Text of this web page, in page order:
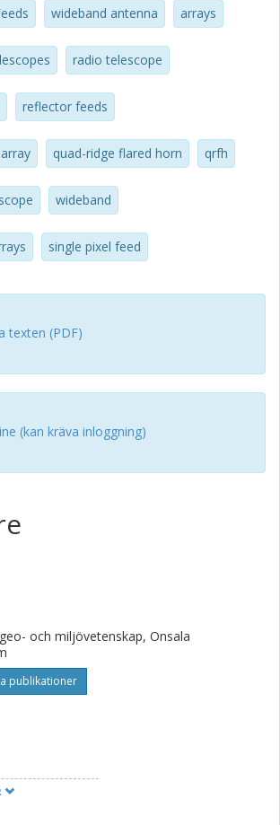
– 1.76 GHz) are implemented as
The remaining five bands (Bands
are combined in a single feed package.
(4.6 – 8.5 GHz) and Band 5b (8.3 –
This paper provides an overview
on design, test and integration of each
wideband antenna arrays
radio telescope
reflector feeds
quad-ridge flared horn qrfh
wideband
single pixel feed
texten (PDF)
(kan kräva inloggning)
och miljövetenskap, Onsala
publikationer